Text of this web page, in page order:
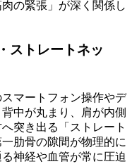
の緊張」が深く関係し
ストレートネッ
マートフォン操作やデ
中が丸まり、肩が内側
突き出る「ストレート
肋骨の隙間が物理的に
神経や血管が常に圧迫